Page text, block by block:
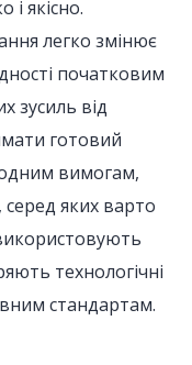
якісно.
легко змінює
початковим
зусиль від
готовий
вимогам,
серед яких варто
технологічні
стандартам.